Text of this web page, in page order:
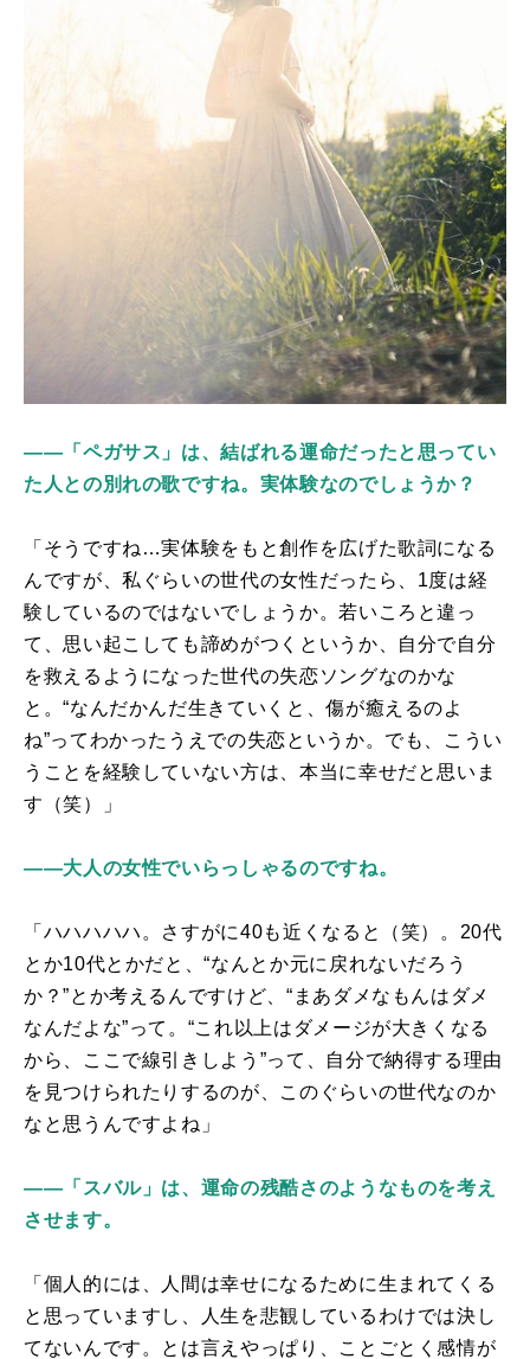
――「ペガサス」は、結ばれる運命だったと思ってい
た人との別れの歌ですね。実体験なのでしょうか？
「そうですね…実体験をもと創作を広げた歌詞になる
んですが、私ぐらいの世代の女性だったら、1度は経
験しているのではないでしょうか。若いころと違っ
て、思い起こしても諦めがつくというか、自分で自分
を救えるようになった世代の失恋ソングなのかな
と。“なんだかんだ生きていくと、傷が癒えるのよ
ね”ってわかったうえでの失恋というか。でも、こうい
うことを経験していない方は、本当に幸せだと思いま
す（笑）」
――大人の女性でいらっしゃるのですね。
「ハハハハハ。さすがに40も近くなると（笑）。 20代
とか10代とかだと、“なんとか元に戻れないだろう
か？”とか考えるんですけど、“まあダメなもんはダメ
なんだよな”って。“これ以上はダメージが大きくなる
から、ここで線引きしよう”って、自分で納得する理由
を見つけられたりするのが、このぐらいの世代なのか
なと思うんですよね」
――「スバル」は、運命の残酷さのようなものを考え
させます。
「個人的には、人間は幸せになるために生まれてくる
と思っていますし、人生を悲観しているわけでは決し
てないんです。とは言えやっぱり、ことごとく感情が